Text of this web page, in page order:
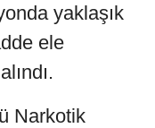
yaklaşık
ele
Narkotik